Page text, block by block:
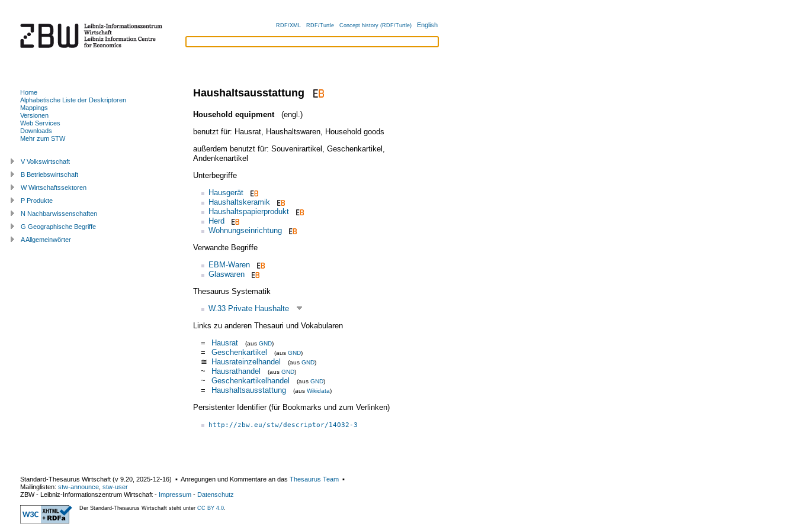
RDF/XML RDF/Turtle Concept history (RDF/Turtle) English
Haushaltsausstattung
Household equipment
(engl.)
benutzt für: Hausrat, Haushaltswaren, Household goods
außerdem benutzt für: Souvenirartikel Geschenkartikel
Andenkenartikel
Unterbegriffe
Hausgerät
Haushaltskeramik
Haushaltspapierprodukt
Herd
Wohnungseinrichtung
Verwandte Begriffe
EBM-Waren
Glaswaren
Thesaurus Systematik
W.33 Private Haushalte
Links zu anderen Thesauri und Vokabularen
=
Hausrat (aus GND)
= Geschenkartikel (aus GND)
≅ Hausrateinzelhandel (aus GND)
~ Hausrathandel (aus GND)
~ Geschenkartikelhandel (aus GND)
= Haushaltsausstattung (aus Wikidata)
Persistenter Identifier (für Bookmarks und zum Verlinken)
http://zbw.eu/stw/descriptor/14032-3
Home
Alphabetische Liste der Deskriptoren
Mappings
Versionen
Web Services
Downloads
Mehr zum STW
V Volkswirtschaft
B Betriebswirtschaft
W Wirtschaftssektoren
P Produkte
N Nachbarwissenschaften
G Geographische Begriffe
A Allgemeinwörter
Standard-Thesaurus Wirtschaft (v 9.20 2025-12-16) ▪ Anregungen und Kommentare an das Thesaurus Team ▪
Mailinglisten: stw-announce stw-user
ZBW - Leibniz-Informationszentrum Wirtschaft - Impressum - Datenschutz
Der Standard-Thesaurus Wirtschaft steht unter CC BY 4.0